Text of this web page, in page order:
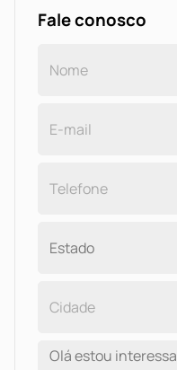
Fale conosco